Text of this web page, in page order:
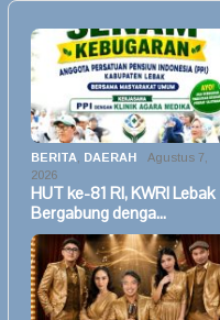
BERITA DAERAH
Agustus 7,
2026
HUT ke-81 RI, KWRI Lebak
Bergabung denga…